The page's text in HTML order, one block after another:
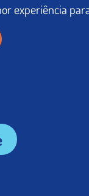
experiência